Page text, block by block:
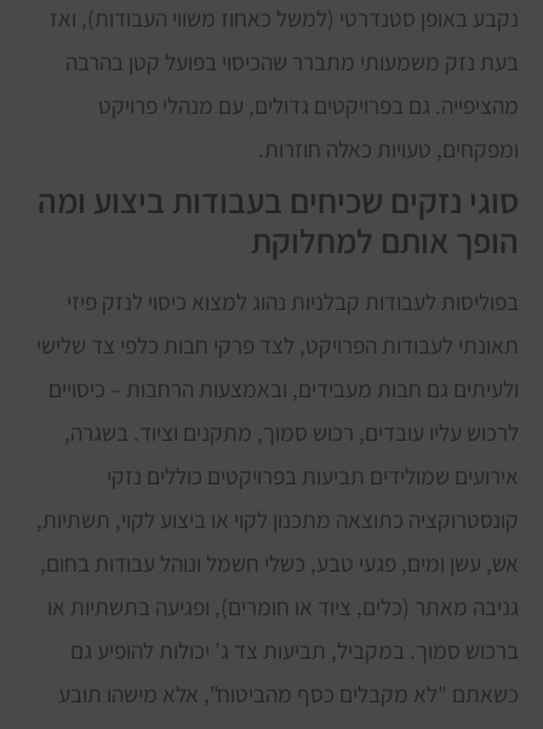
נקבע באופן סטנדרטי (למשל כאחוז משווי העבודות), ואז
בעת נזק משמעותי מתברר שהכיסוי בפועל קטן בהרבה
מהציפייה. גם בפרויקטים גדולים, עם מנהלי פרויקט
ומפקחים, טעויות כאלה חוזרות.
סוגי נזקים שכיחים בעבודות ביצוע ומה
הופך אותם למחלוקת
בפוליסות לעבודות קבלניות נהוג למצוא כיסוי לנזק פיזי
תאונתי לעבודות הפרויקט, לצד פרקי חבות כלפי צד שלישי
ולעיתים גם חבות מעבידים, ובאמצעות הרחבות – כיסויים
לרכוש עליו עובדים, רכוש סמוך, מתקנים וציוד. בשגרה,
אירועים שמולידים תביעות בפרויקטים כוללים נזקי
קונסטרוקציה כתוצאה מתכנון לקוי או ביצוע לקוי, תשתיות,
אש, עשן ומים, פגעי טבע, כשלי חשמל ונוהל עבודות בחום,
גניבה מאתר (כלים, ציוד או חומרים), ופגיעה בתשתיות או
ברכוש סמוך. במקביל, תביעות צד ג’ יכולות להופיע גם
כשאתם "לא מקבלים כסף מהביטוח", אלא מישהו תובע